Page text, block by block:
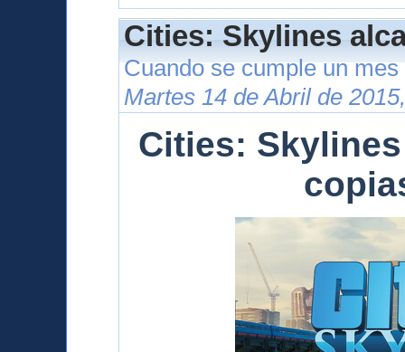
Cities: Skylines
Cuando se cumple un
Martes 14 de Abril de
Cities: